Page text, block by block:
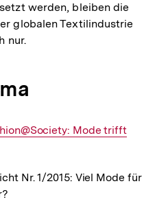
werden, bleiben die
globalen Textilindustrie
nur.
Mode trifft
Nr. 1/2015: Viel Mode für